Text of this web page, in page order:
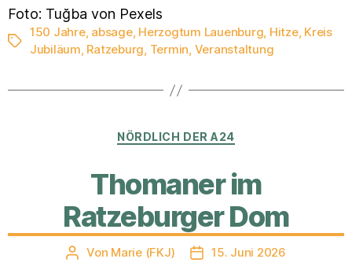
Foto: Tuğba von Pexels
Schlagwörter
150 Jahre, absage, Herzogtum Lauenburg, Hitze, Kreis
Jubiläum, Ratzeburg, Termin, Veranstaltung
Kategorien
NÖRDLICH DER A24
Thomaner im
Ratzeburger Dom
Beitragsautor
Von Marie (FKJ) Veröffentlichungsdatum
15. Juni 2026